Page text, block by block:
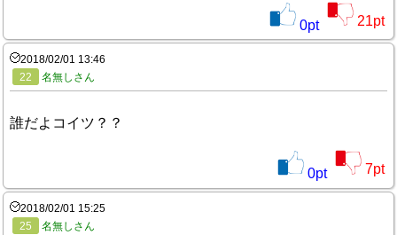
0pt 21pt
2018/02/01 13:46
22
名無しさん
誰だよコイツ？？
0pt 7pt
2018/02/01 15:25
25
名無しさん